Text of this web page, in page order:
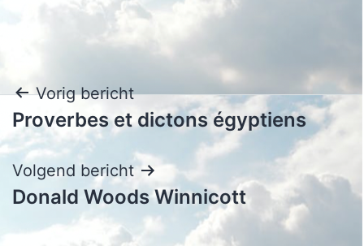
Bericht
navigatie
Vorig bericht
Proverbes et dictons égyptiens
Volgend bericht
Donald Woods Winnicott